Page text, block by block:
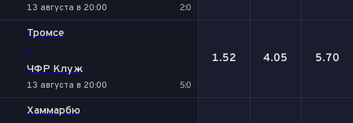
13 августа в 20:00 2:0
Тромсе
-
ЧФР Клуж
13 августа в 20:00 5:0
1.52 4.05 5.70
Хаммарбю